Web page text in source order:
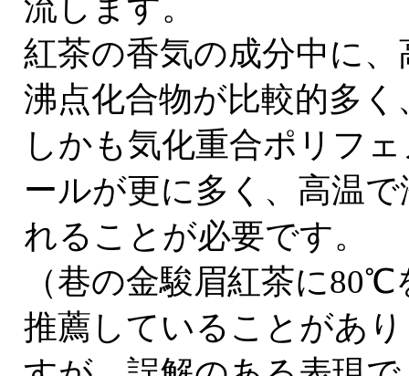
紅茶の香気の成分中に、
沸点化合物が比較的多く
しかも気化重合ポリフ
ールが更に多く、高温で
れることが必要です。
（巷の金駿眉紅茶に80℃
推薦していることがあ